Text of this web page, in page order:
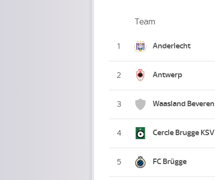
PlatzTeam
1 Anderlecht
2 Antwerp
3 Waasland Beveren
4 Cercle Brugge KSV
5 FC Brügge